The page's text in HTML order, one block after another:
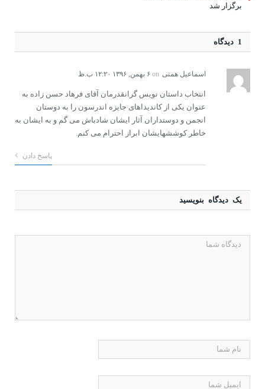
برگزار شد
1 دیدگاه
اسماعیل همتی ۶ بهمن, ۱۳۹۶ ۱۲:۲۰ ب.ظ
انتخاب داستان نویس گرانقدرمان آقای فرهاد حسن زاده به
عنوان یکی از کاندیداهای جایزه اندرسون را به دوستان
انجمن و دوستداران آثار ایشان شادباش می گم و به ایشان به
خاطر کوششهایشان ابراز احترام می کنم.
پاسخ دادن
یک دیدگاه بنویسید